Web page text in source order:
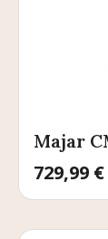
Majar
Prix
729,99 €